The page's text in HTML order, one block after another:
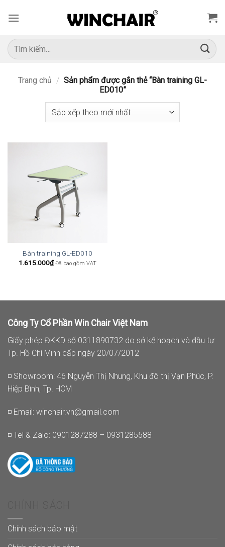
qua
dung
Tìm
kiếm:
Trang chủ / Sản phẩm được gắn thẻ “Bàn training GL-
ED010”
Bàn training GL-ED010
1.615.000₫ Đã bao gồm VAT
Công Ty Cổ Phần Win Chair Việt Nam
Giấy phép ĐKKD số 0311890732 do sở kế hoạch và đầu tư
Tp. Hồ Chí Minh cấp ngày 20/07/2012
◽ Showroom: 46 Nguyễn Thị Nhung, Khu đô thị Vạn Phúc, P.
Hiệp Bình, Tp. HCM
◽ Email: winchair.vn@gmail.com
◽ Tel & Zalo: 0901287288 – 0931285588
Chính sách bảo mật